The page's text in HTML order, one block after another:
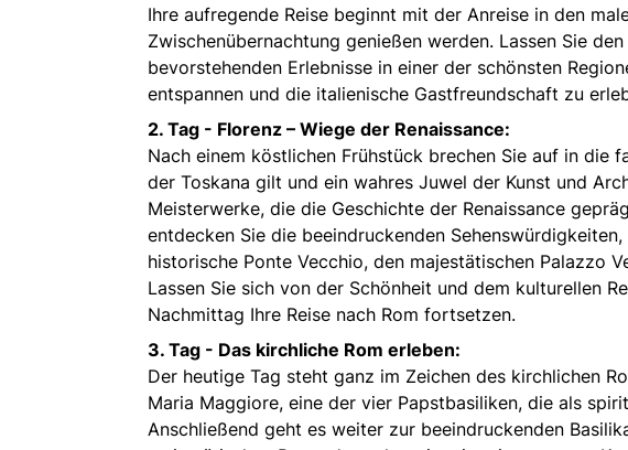
Ihre aufregende Reise beginnt mit der Anreise in den
Zwischenübernachtung genießen werden. Lassen Sie
bevorstehenden Erlebnisse in einer der schönsten
entspannen und die italienische Gastfreundschaft zu
2. Tag - Florenz – Wiege der Renaissance:
Nach einem köstlichen Frühstück brechen Sie auf in die
der Toskana gilt und ein wahres Juwel der Kunst und
Meisterwerke, die die Geschichte der Renaissance
entdecken Sie die beeindruckenden
historische Ponte Vecchio, den majestätischen Palazzo
Lassen Sie sich von der Schönheit und dem kulturellen
Nachmittag Ihre Reise nach Rom fortsetzen.
3. Tag - Das kirchliche Rom erleben:
Der heutige Tag steht ganz im Zeichen des kirchlichen
Maria Maggiore, eine der vier Papstbasiliken, die als
Anschließend geht es weiter zur beeindruckenden